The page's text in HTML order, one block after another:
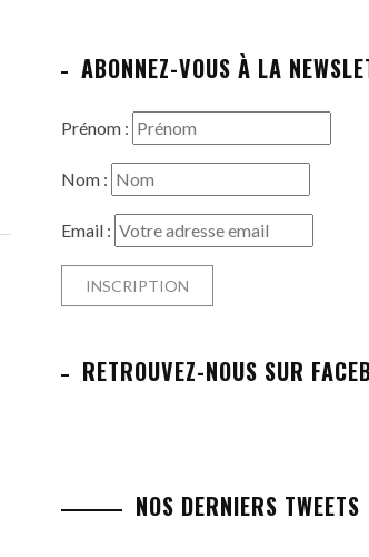
ABONNEZ-VOUS À LA
Prénom :
Nom :
Email :
RETROUVEZ-NOUS SUR
NOS DERNIERS TWEETS